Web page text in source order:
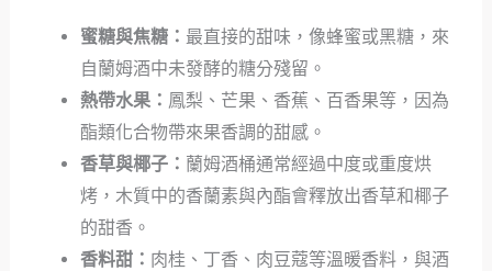
蜜糖與焦糖： 最直接的甜味，像蜂蜜或黑糖，來
自蘭姆酒中未發酵的糖分殘留。
熱帶水果： 鳳梨、芒果、香蕉、百香果等，因為
酯類化合物帶來果香調的甜感。
香草與椰子： 蘭姆酒桶通常經過中度或重度烘
烤，木質中的香蘭素與內酯會釋放出香草和椰子
的甜香。
香料甜： 肉桂、丁香、肉豆蔻等溫暖香料，與酒